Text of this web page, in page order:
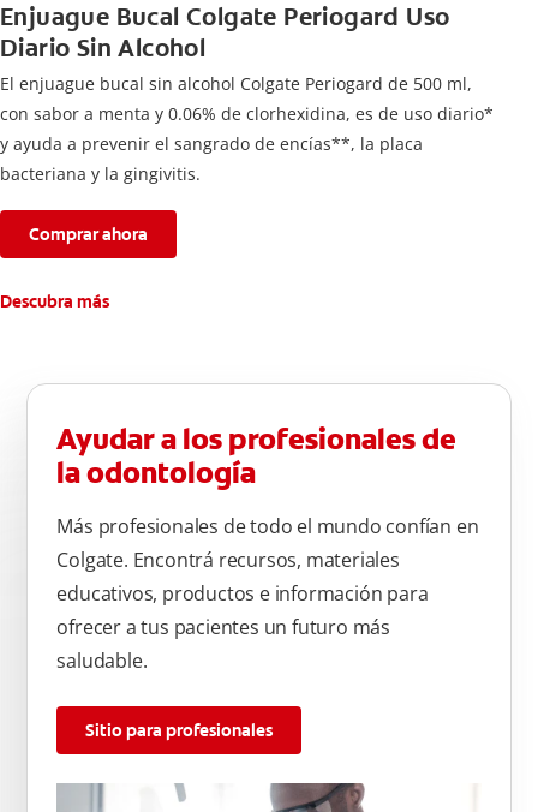
Enjuague Bucal Colgate Periogard Uso
Diario Sin Alcohol
El enjuague bucal sin alcohol Colgate Periogard de 500 ml,
con sabor a menta y 0.06% de clorhexidina, es de uso diario*
y ayuda a prevenir el sangrado de encías**, la placa
bacteriana y la gingivitis.
Comprar ahora
Descubra más
Ayudar a los profesionales de
la odontología
Más profesionales de todo el mundo confían en
Colgate. Encontrá recursos, materiales
educativos, productos e información para
ofrecer a tus pacientes un futuro más
saludable.
Sitio para profesionales